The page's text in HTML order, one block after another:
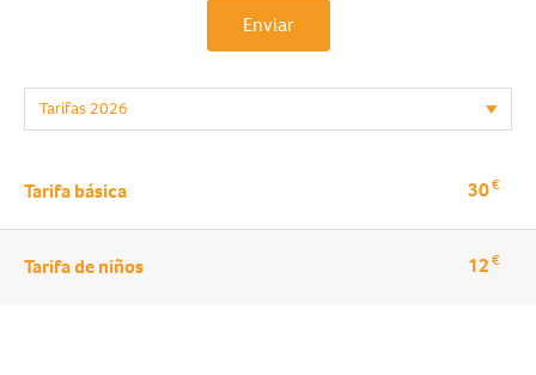
Enviar
Tarifa básica 30€
Tarifa de niños 12€